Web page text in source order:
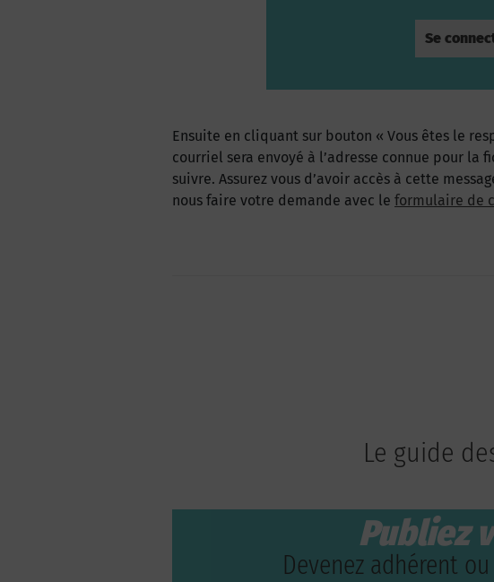
Ensuite en cliquant sur bouton « Vous êtes le
courriel sera envoyé à l’adresse connue pour la
suivre. Assurez vous d’avoir accès à cette
nous faire votre demande avec le formulaire de
Le guide
Publiez
Devenez adhérent